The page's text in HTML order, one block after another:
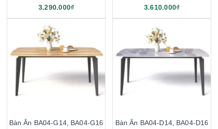
3.290.000₫ 3.610.000₫
Bàn Ăn BA04-G14, BA04-G16 Bàn Ăn BA04-D14, BA04-D16